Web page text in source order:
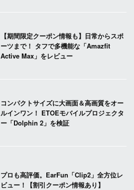
【期間限定クーポン情報も】日常からスポ
ーツまで！ タフで多機能な「Amazfit
Active Max」をレビュー
コンパクトサイズに大画面＆高画質をオー
ルインワン！ ETOEモバイルプロジェクタ
ー「Dolphin 2」を検証
プロも高評価。EarFun「Clip2」全方位レ
ビュー！【割引クーポン情報あり】